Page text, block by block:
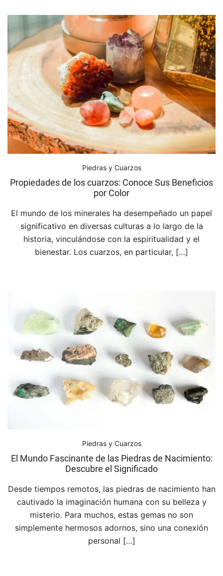
Piedras y Cuarzos
Propiedades de los cuarzos: Conoce Sus Beneficios
por Color
El mundo de los minerales ha desempeñado un papel
significativo en diversas culturas a lo largo de la
historia, vinculándose con la espiritualidad y el
bienestar. Los cuarzos, en particular, […]
Piedras y Cuarzos
El Mundo Fascinante de las Piedras de Nacimiento:
Descubre el Significado
Desde tiempos remotos, las piedras de nacimiento han
cautivado la imaginación humana con su belleza y
misterio. Para muchos, estas gemas no son
simplemente hermosos adornos, sino una conexión
personal […]